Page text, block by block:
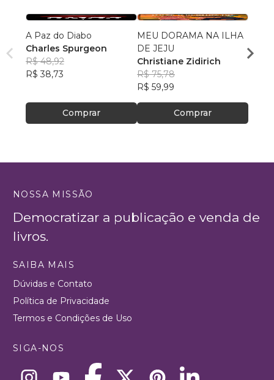
A Paz do Diabo
Charles Spurgeon
R$ 48,92
R$ 38,73
Comprar
MEU DORAMA NA ILHA
DE JEJU
Christiane Zidirich
R$ 75,78
R$ 59,99
Comprar
NOSSA MISSÃO
Democratizar a publicação e venda de
livros.
SAIBA MAIS
Dúvidas e Contato
Política de Privacidade
Termos e Condições de Uso
SIGA-NOS